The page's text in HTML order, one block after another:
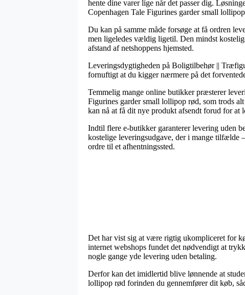
hente dine varer lige når det passer dig.
Copenhagen Tale Figurines garder small
Du kan på samme måde forsøge at få ordren
men ligeledes vældig ligetil. Den mindst
afstand af netshoppens hjemsted.
Leveringsdygtigheden på Boligtilbehør ||
fornuftigt at du kigger nærmere på det
Temmelig mange online butikker præsterer
Figurines garder small lollipop rød, som trods
kan nå at få dit nye produkt afsendt forud for at
Indtil flere e-butikker garanterer levering uden
kostelige leveringsudgave, der i mange tilfælde
ordre til et afhentningssted.
Det har vist sig at være rigtig ukompliceret for
internet webshops fundet det nødvendigt at
nogle gange yde levering uden betaling.
Derfor kan det imidlertid blive lønnende at
lollipop rød forinden du gennemfører dit køb,